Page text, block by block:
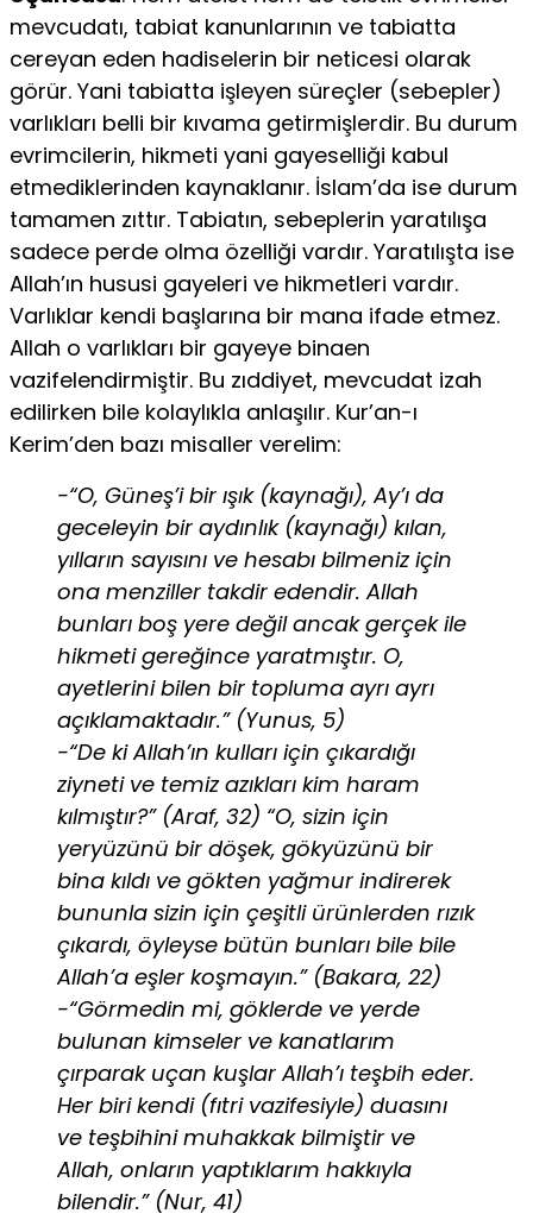
mevcudatı, tabiat kanunlarının ve tabiatta
cereyan eden hadiselerin bir neticesi olarak
görür. Yani tabiatta işleyen süreçler (sebepler)
varlıkları belli bir kıvama getirmişlerdir. Bu durum
evrimcilerin, hikmeti yani gayeselliği kabul
etmediklerinden kaynaklanır. İslam’da ise durum
tamamen zıttır. Tabiatın, sebeplerin yaratılışa
sadece perde olma özelliği vardır. Yaratılışta ise
Allah’ın hususi gayeleri ve hikmetleri vardır.
Varlıklar kendi başlarına bir mana ifade etmez.
Allah o varlıkları bir gayeye binaen
vazifelendirmiştir. Bu zıddiyet, mevcudat izah
edilirken bile kolaylıkla anlaşılır. Kur’an-ı
Kerim’den bazı misaller verelim:
-“O, Güneş’i bir ışık (kaynağı), Ay’ı da
geceleyin bir aydınlık (kaynağı) kılan,
yılların sayısını ve hesabı bilmeniz için
ona menziller takdir edendir. Allah
bunları boş yere değil ancak gerçek ile
hikmeti gereğince yaratmıştır. O,
ayetlerini bilen bir topluma ayrı ayrı
açıklamaktadır.” (Yunus, 5)
-“De ki Allah’ın kulları için çıkardığı
ziyneti ve temiz azıkları kim haram
kılmıştır?” (Araf, 32) “O, sizin için
yeryüzünü bir döşek, gökyüzünü bir
bina kıldı ve gökten yağmur indirerek
bununla sizin için çeşitli ürünlerden rızık
çıkardı, öyleyse bütün bunları bile bile
Allah’a eşler koşmayın.” (Bakara, 22)
-“Görmedin mi, göklerde ve yerde
bulunan kimseler ve kanatlarım
çırparak uçan kuşlar Allah’ı teşbih eder.
Her biri kendi (fıtri vazifesiyle) duasını
ve teşbihini muhakkak bilmiştir ve
Allah, onların yaptıklarım hakkıyla
bilendir.” (Nur, 41)